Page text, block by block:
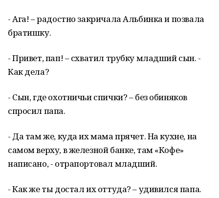
- Ага! – радостно закричала Альбинка и позвала
братишку.
- Привет, пап! – схватил трубку младший сын. -
Как дела?
- Сын, где охотничьи спички? – без обиняков
спросил папа.
- Да там же, куда их мама прячет. На кухне, на
самом верху, в железной банке, там «Кофе»
написано, - отрапортовал младший.
- Как же ты достал их оттуда? – удивился папа.